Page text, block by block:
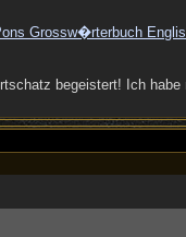
Grossw�rterbuch
begeistert! Ich